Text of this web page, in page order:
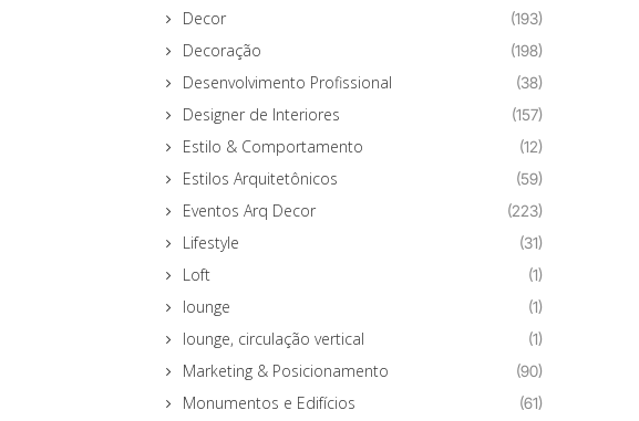
Decor (193)
Decoração (198)
Desenvolvimento Profissional (38)
Designer de Interiores (157)
Estilo & Comportamento (12)
Estilos Arquitetônicos (59)
Eventos Arq Decor (223)
Lifestyle (31)
Loft (1)
lounge (1)
lounge, circulação vertical (1)
Marketing & Posicionamento (90)
Monumentos e Edifícios (61)